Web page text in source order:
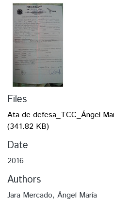
Files
Ata de defesa_TCC_Ángel
(341.82 KB)
Date
2016
Authors
Jara Mercado, Ángel María